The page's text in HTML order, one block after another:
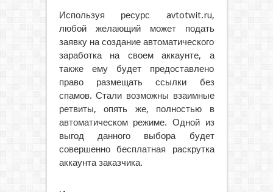
Используя ресурс avtotwit.ru,
любой желающий может подать
заявку на создание автоматического
заработка на своем аккаунте, а
также ему будет предоставлено
право размещать ссылки без
спамов. Стали возможны взаимные
ретвиты, опять же, полностью в
автоматическом режиме. Одной из
выгод данного выбора будет
совершенно бесплатная раскрутка
аккаунта заказчика.